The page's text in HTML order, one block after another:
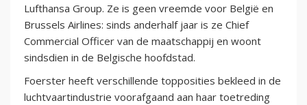
Lufthansa Group. Ze is geen vreemde voor België en
Brussels Airlines: sinds anderhalf jaar is ze Chief
Commercial Officer van de maatschappij en woont
sindsdien in de Belgische hoofdstad.
Foerster heeft verschillende topposities bekleed in de
luchtvaartindustrie voorafgaand aan haar toetreding